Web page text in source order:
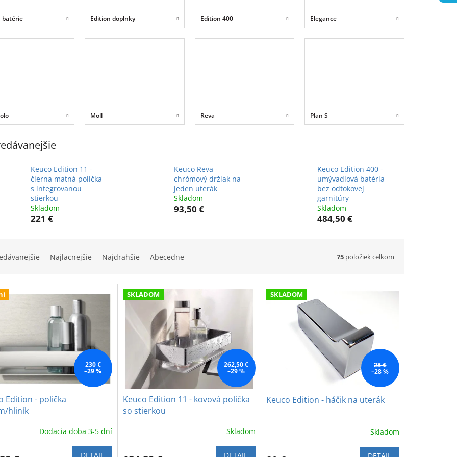
batérie Edition doplnky Edition 400 Elegance
Moll Reva Plan S
Keuco Edition 11 -
čierna matná polička
s integrovanou
stierkou
Skladom
221 €
Keuco Reva -
chrómový držiak na
jeden uterák
Skladom
93,50 €
Keuco Edition 400 -
umývadlová batéria
bez odtokovej
garnitúry
Skladom
484,50 €
Najlacnejšie Najdrahšie Abecedne 75 položiek celkom
230 €
–29 %
Edition - polička
hliník
Dodacia doba 3-5 dní
SKLADOM
262,50 €
–29 %
Keuco Edition 11 - kovová polička
so stierkou
Skladom
SKLADOM
28 €
–28 %
Keuco Edition - háčik na uterák
Skladom